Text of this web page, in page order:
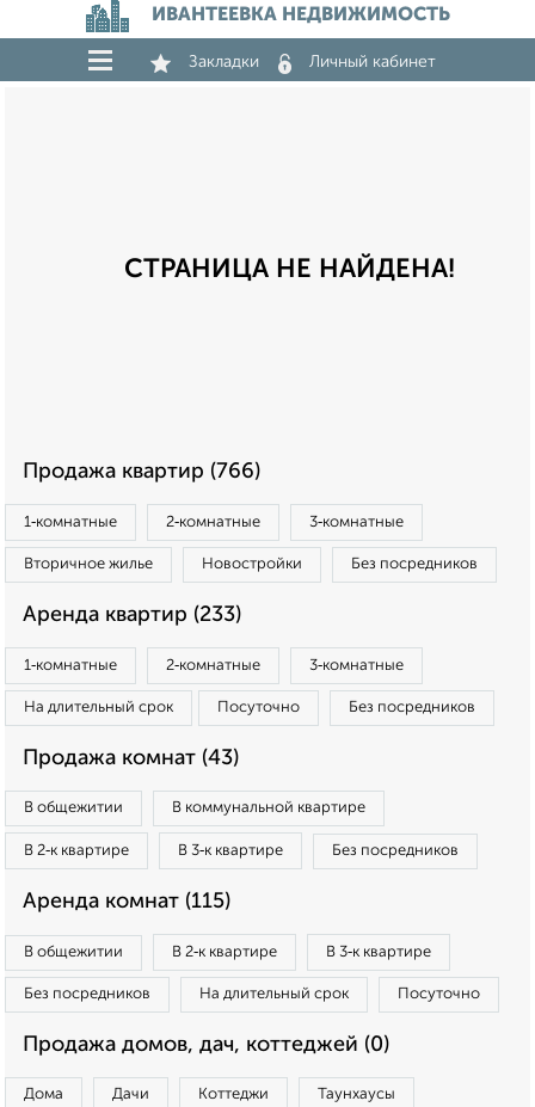
ИВАНТЕЕВКА НЕДВИЖИМОСТЬ
Закладки Личный кабинет
СТРАНИЦА НЕ НАЙДЕНА!
Продажа квартир (766)
1‑комнатные 2‑комнатные 3‑комнатные
Вторичное жилье Новостройки Без посредников
Аренда квартир (233)
1‑комнатные 2‑комнатные 3‑комнатные
На длительный срок Посуточно Без посредников
Продажа комнат (43)
В общежитии В коммунальной квартире
В 2‑к квартире В 3‑к квартире Без посредников
Аренда комнат (115)
В общежитии В 2‑к квартире В 3‑к квартире
Без посредников На длительный срок Посуточно
Продажа домов, дач, коттеджей (0)
Дома Дачи Коттеджи Таунхаусы